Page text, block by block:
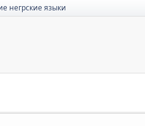
негрские языки